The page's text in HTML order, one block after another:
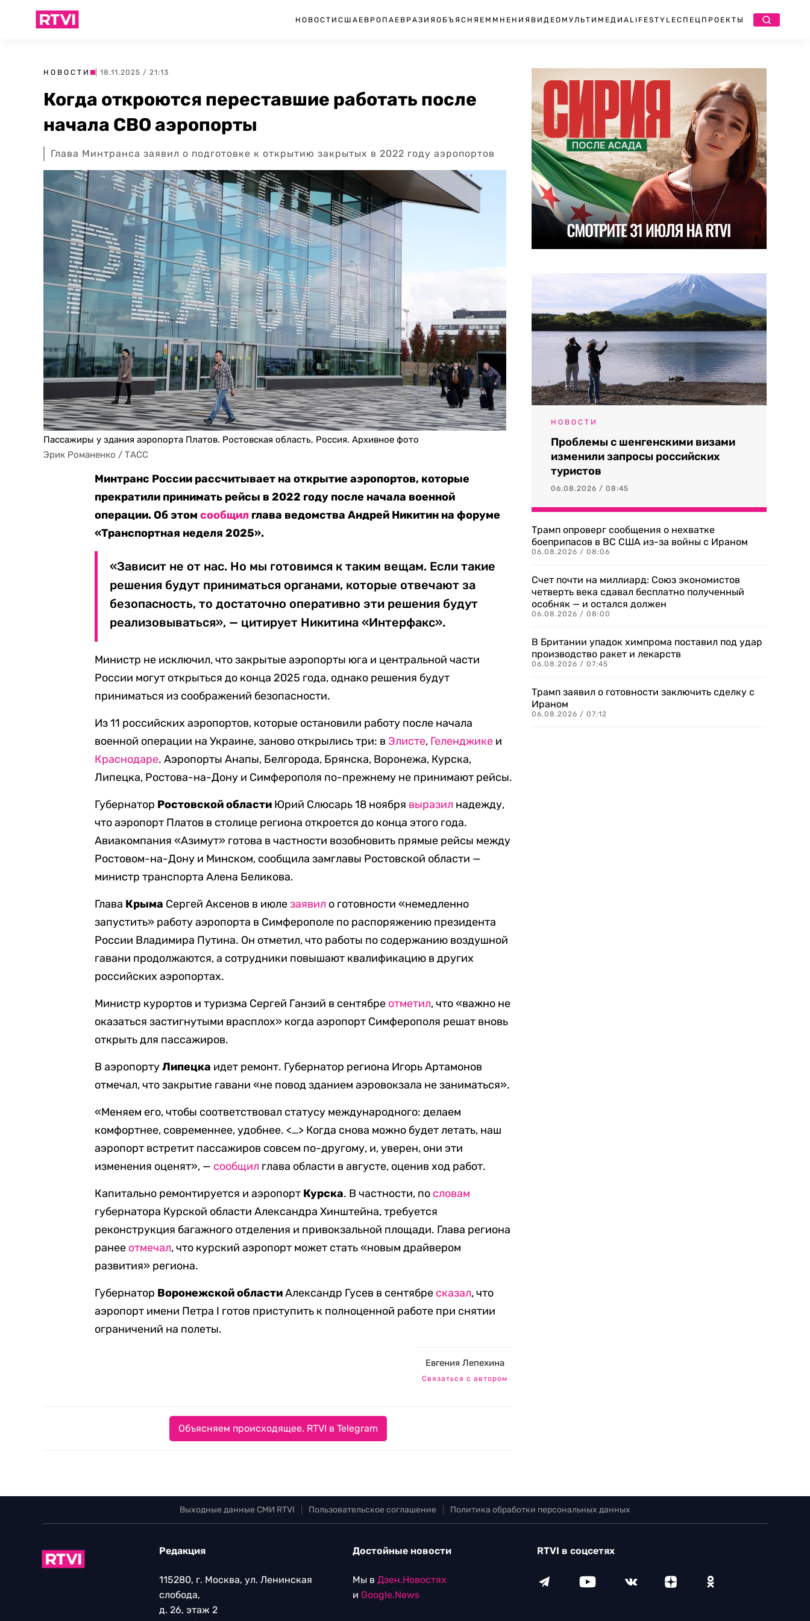
НОВОСТИ США ЕВРОПА ЕВРАЗИЯ ОБЪЯСНЯЕМ МНЕНИЯ ВИДЕО МУЛЬТИМЕДИА LIFESTYLEСПЕЦПРОЕКТЫ
НОВОСТИ | 18.11.2025 / 21:13
Когда откроются переставшие работать после
начала СВО аэропорты
Глава Минтранса заявил о подготовке к открытию закрытых в 2022 году аэропортов
Пассажиры у здания аэропорта Платов. Ростовская область, Россия. Архивное фото
Эрик Романенко / ТАСС
Минтранс России рассчитывает на открытие аэропортов, которые
прекратили принимать рейсы в 2022 году после начала военной
операции. Об этомсообщил глава ведомства Андрей Никитин на форуме
«Транспортная неделя 2025».
«Зависит не от нас. Но мы готовимся к таким вещам. Если такие
решения будут приниматься органами, которые отвечают за
безопасность, то достаточно оперативно эти решения будут
реализовываться», — цитирует Никитина «Интерфакс».
Министр не исключил, что закрытые аэропорты юга и центральной части
России могут открыться до конца 2025 года, однако решения будут
приниматься из соображений безопасности.
Из 11 российских аэропортов, которые остановили работу после начала
военной операции на Украине, заново открылись три: в Элисте, Геленджике и
Краснодаре. Аэропорты Анапы, Белгорода, Брянска, Воронежа, Курска,
Липецка, Ростова-на-Дону и Симферополя по-прежнему не принимают рейсы.
Губернатор Ростовской области Юрий Слюсарь 18 ноября выразил надежду,
что аэропорт Платов в столице региона откроется до конца этого года.
Авиакомпания «Азимут» готова в частности возобновить прямые рейсы между
Ростовом-на-Дону и Минском, сообщила замглавы Ростовской области —
министр транспорта Алена Беликова.
Глава Крыма Сергей Аксенов в июлезаявил о готовности «немедленно
запустить» работу аэропорта в Симферополе по распоряжению президента
России Владимира Путина. Он отметил, что работы по содержанию воздушной
гавани продолжаются, а сотрудники повышают квалификацию в других
российских аэропортах.
Министр курортов и туризма Сергей Ганзий в сентябре отметил, что «важно не
оказаться застигнутыми врасплох» когда аэропорт Симферополя решат вновь
открыть для пассажиров.
В аэропортуЛипецка идет ремонт. Губернатор региона Игорь Артамонов
отмечал, что закрытие гавани «не повод зданием аэровокзала не заниматься».
«Меняем его, чтобы соответствовал статусу международного: делаем
комфортнее, современнее, удобнее. <…> Когда снова можно будет летать, наш
аэропорт встретит пассажиров совсем по-другому, и, уверен, они эти
изменения оценят», — сообщил глава области в августе, оценив ход работ.
Капитально ремонтируется и аэропорт Курска. В частности, по словам
губернатора Курской области Александра Хинштейна, требуется
реконструкция багажного отделения и привокзальной площади. Глава региона
ранее отмечал, что курский аэропорт может стать «новым драйвером
развития» региона.
Губернатор Воронежской областиАлександр Гусев в сентябре сказал, что
аэропорт имени Петра I готов приступить к полноценной работе при снятии
ограничений на полеты.
Евгения Лепехина
Связаться с автором
Объясняем происходящее. RTVI в Telegram
НОВОСТИ
Проблемы с шенгенскими визами
изменили запросы российских
туристов
06.08.2026 / 08:45
Трамп опроверг сообщения о нехватке
боеприпасов в ВС США из-за войны с Ираном
06.08.2026 / 08:06
Счет почти на миллиард: Союз экономистов
четверть века сдавал бесплатно полученный
особняк — и остался должен
06.08.2026 / 08:00
В Британии упадок химпрома поставил под удар
производство ракет и лекарств
06.08.2026 / 07:45
Трамп заявил о готовности заключить сделку с
Ираном
06.08.2026 / 07:12
Выходные данные СМИ RTVI Пользовательское соглашение Политика обработки персональных данных
Редакция
115280, г. Москва, ул. Ленинская
слобода,
д. 26, этаж 2
Достойные новости
Мы в Дзен.Новостях
и Google.News
RTVI в соцсетях